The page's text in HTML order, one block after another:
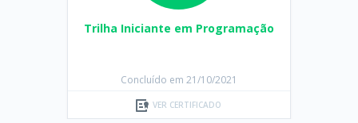
Trilha Iniciante em Programação
Concluído em 21/10/2021
VER CERTIFICADO